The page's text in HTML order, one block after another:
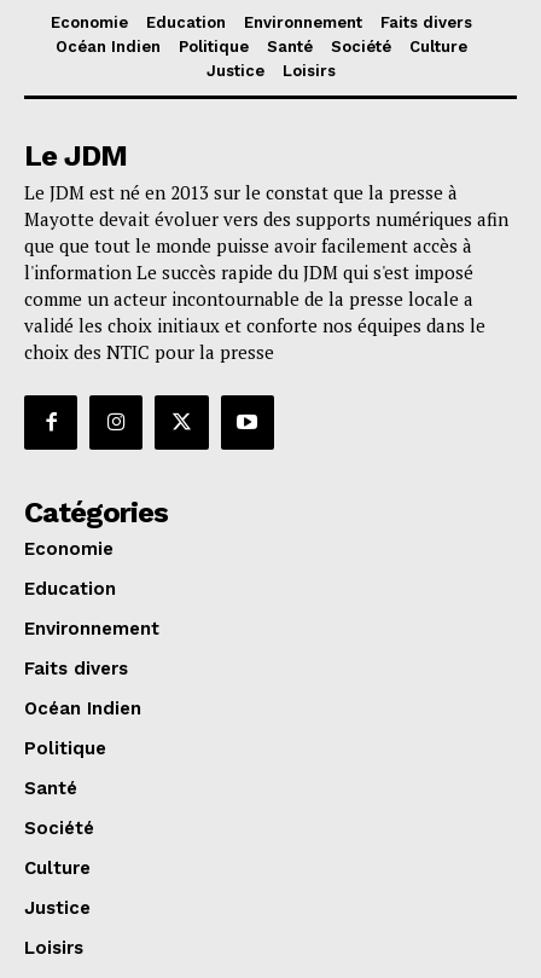
Economie Education Environnement
Faits divers
Océan Indien
Politique Santé Société
Culture
Justice
Loisirs
Le JDM
Le JDM est né en 2013 sur le constat que la presse à
Mayotte devait évoluer vers des supports numériques afin
que que tout le monde puisse avoir facilement accès à
l'information Le succès rapide du JDM qui s'est imposé
comme un acteur incontournable de la presse locale a
validé les choix initiaux et conforte nos équipes dans le
choix des NTIC pour la presse
Catégories
Economie
Education
Environnement
Faits divers
Océan Indien
Politique
Santé
Société
Culture
Justice
Loisirs